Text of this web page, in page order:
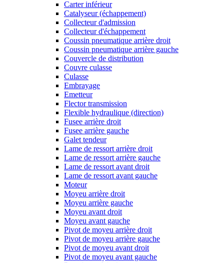
Carter inférieur
Catalyseur (échappement)
Collecteur d'admission
Collecteur d'échappement
Coussin pneumatique arrière droit
Coussin pneumatique arrière gauche
Couvercle de distribution
Couvre culasse
Culasse
Embrayage
Emetteur
Flector transmission
Flexible hydraulique (direction)
Fusee arrière droit
Fusee arrière gauche
Galet tendeur
Lame de ressort arrière droit
Lame de ressort arrière gauche
Lame de ressort avant droit
Lame de ressort avant gauche
Moteur
Moyeu arrière droit
Moyeu arrière gauche
Moyeu avant droit
Moyeu avant gauche
Pivot de moyeu arrière droit
Pivot de moyeu arrière gauche
Pivot de moyeu avant droit
Pivot de moyeu avant gauche